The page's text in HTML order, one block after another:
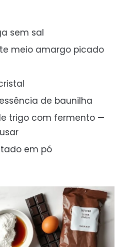
sem sal
meio amargo picado
de baunilha
trigo com fermento —
em pó